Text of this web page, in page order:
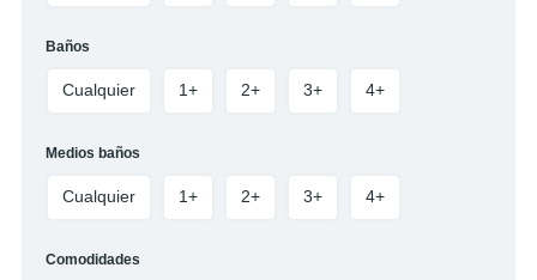
Baños
Cualquier 1+ 2+ 3+ 4+
Medios baños
Cualquier 1+ 2+ 3+ 4+
Comodidades